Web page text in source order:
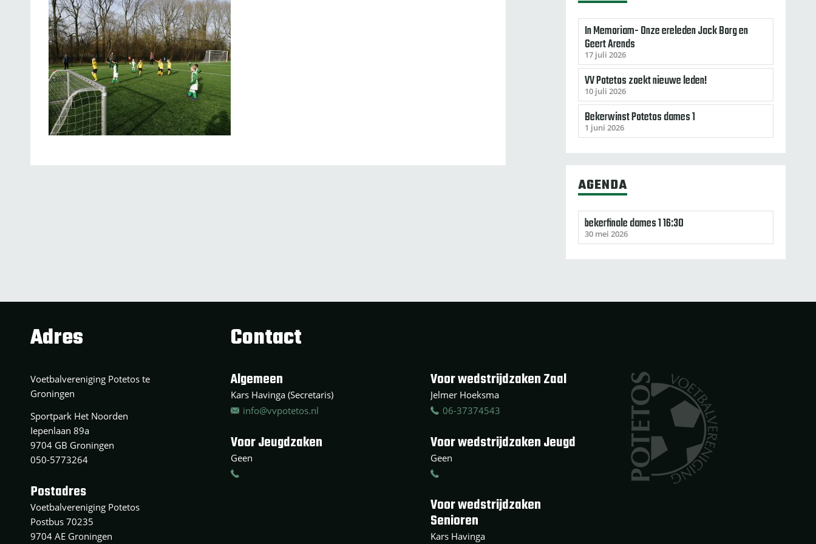
In Memoriam- Onze ereleden Jack Borg en
Geert Arends
17 juli 2026
VV Potetos zoekt nieuwe leden!
10 juli 2026
Bekerwinst Potetos dames 1
1 juni 2026
AGENDA
bekerfinale dames 1 16:30
30 mei 2026
Adres
Voetbalvereniging Potetos te
Groningen
Sportpark Het Noorden
Iepenlaan 89a
9704 GB Groningen
050-5773264
Postadres
Voetbalvereniging Potetos
Postbus 70235
9704 AE Groningen
Contact
Algemeen
Kars Havinga (Secretaris)
info@vvpotetos.nl
Voor Jeugdzaken
Geen
Voor wedstrijdzaken Zaal
Jelmer Hoeksma
06-37374543
Voor wedstrijdzaken Jeugd
Geen
Voor wedstrijdzaken
Senioren
Kars Havinga